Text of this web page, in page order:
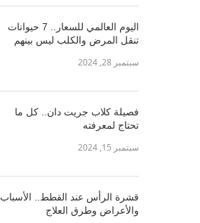
اليوم العالمي للسعار.. 7 حيوانات
تنقل المرض والكلب ليس بينهم
سبتمبر 28, 2024
فصيلة كلاب جريت دان.. كل ما
تحتاج لمعرفته
سبتمبر 15, 2024
قشرة الرأس عند القطط.. الأسباب
والأعراض وطرق العلاج